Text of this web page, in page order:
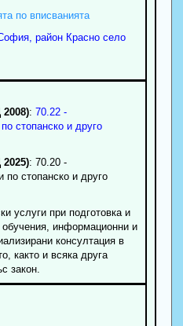
по вписванията
район Красно село
: 70.22 -
стопанско и друго
: 70.20 -
по стопанско и друго
услуги при подготовка и
обучения, информационни и
консултация в
както и всяка друга
закон.